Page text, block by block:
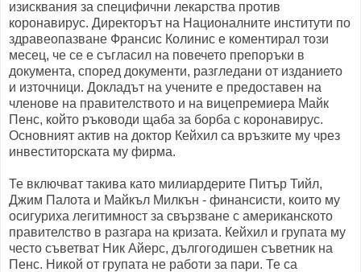
изисквания за специфични лекарства против
коронавирус. Директорът на Националните институти по
здравеопазване Франсис Колинис е коментирал този
месец, че се е съгласил на повечето препоръки в
документа, според документи, разгледани от изданието
и източници. Докладът на учените е предоставен на
членове на правителството и на вицепремиера Майк
Пенс, който ръководи щаба за борба с коронавирус.
Основният актив на доктор Кейхил са връзките му чрез
инвеститорската му фирма.
Те включват такива като милиардерите Питър Тийл,
Джим Палота и Майкъл Милкън - финансисти, които му
осигуриха легитимност за свързване с американското
правителство в разгара на кризата. Кейхил и групата му
често съветват Ник Айерс, дългогодишен съветник на
Пенс. Никой от групата не работи за пари. Те са